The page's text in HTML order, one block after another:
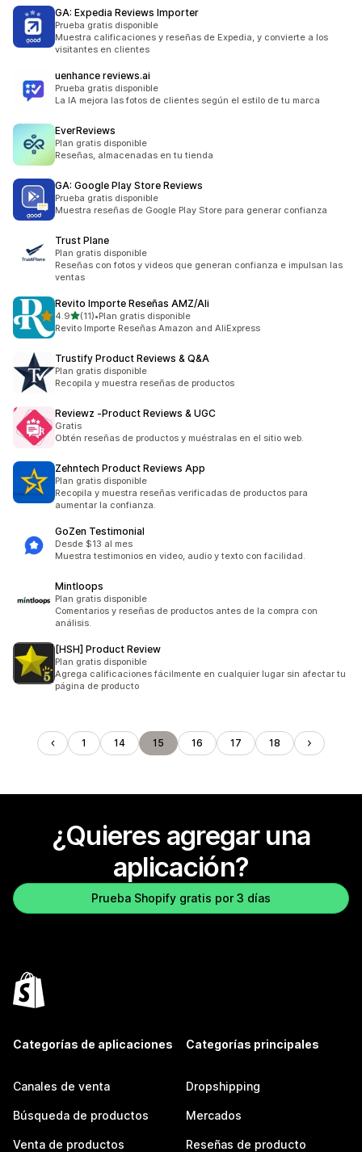
GA: Expedia Reviews Importer
Prueba gratis disponible
Muestra calificaciones y reseñas de Expedia, y convierte a los
visitantes en clientes
uenhance reviews.ai
Prueba gratis disponible
La IA mejora las fotos de clientes según el estilo de tu marca
EverReviews
Plan gratis disponible
Reseñas, almacenadas en tu tienda
GA: Google Play Store Reviews
Prueba gratis disponible
Muestra reseñas de Google Play Store para generar confianza
Trust Plane
Plan gratis disponible
Reseñas con fotos y videos que generan confianza e impulsan las
ventas
Revito Importe Reseñas AMZ/Ali
4.9de 5 estrellas
(11)
11 reseñas en total
•Plan gratis disponible
Revito Importe Reseñas Amazon and AliExpress
Trustify Product Reviews & Q&A
Plan gratis disponible
Recopila y muestra reseñas de productos
Reviewz ‑Product Reviews & UGC
Gratis
Obtén reseñas de productos y muéstralas en el sitio web.
Zehntech Product Reviews App
Plan gratis disponible
Recopila y muestra reseñas verificadas de productos para
aumentar la confianza.
GoZen Testimonial
Desde $13 al mes
Muestra testimonios en video, audio y texto con facilidad.
Mintloops
Plan gratis disponible
Comentarios y reseñas de productos antes de la compra con
análisis.
[HSH] Product Review
Plan gratis disponible
Agrega calificaciones fácilmente en cualquier lugar sin afectar tu
página de producto
1 14 15 16 17 18
¿Quieres agregar una
aplicación?
Prueba Shopify gratis por 3 días
Categorías de aplicaciones
Canales de venta
Búsqueda de productos
Venta de productos
Categorías principales
Dropshipping
Mercados
Reseñas de producto